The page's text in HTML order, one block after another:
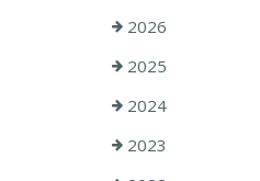
2026
2025
2024
2023